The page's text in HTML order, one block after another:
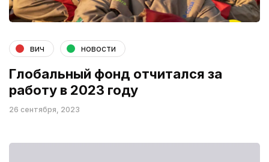
вич новости
Глобальный фонд отчитался за
работу в 2023 году
26 сентября, 2023